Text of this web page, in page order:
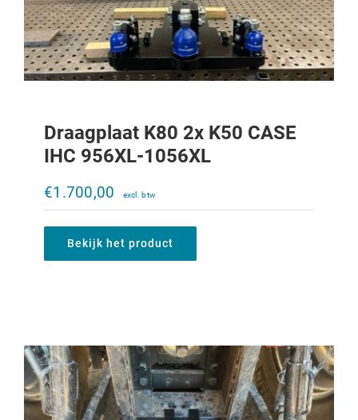
Draagplaat K80 2x K50 CASE
IHC 956XL-1056XL
€1.700,00
Bekijk het product
€1.700,00